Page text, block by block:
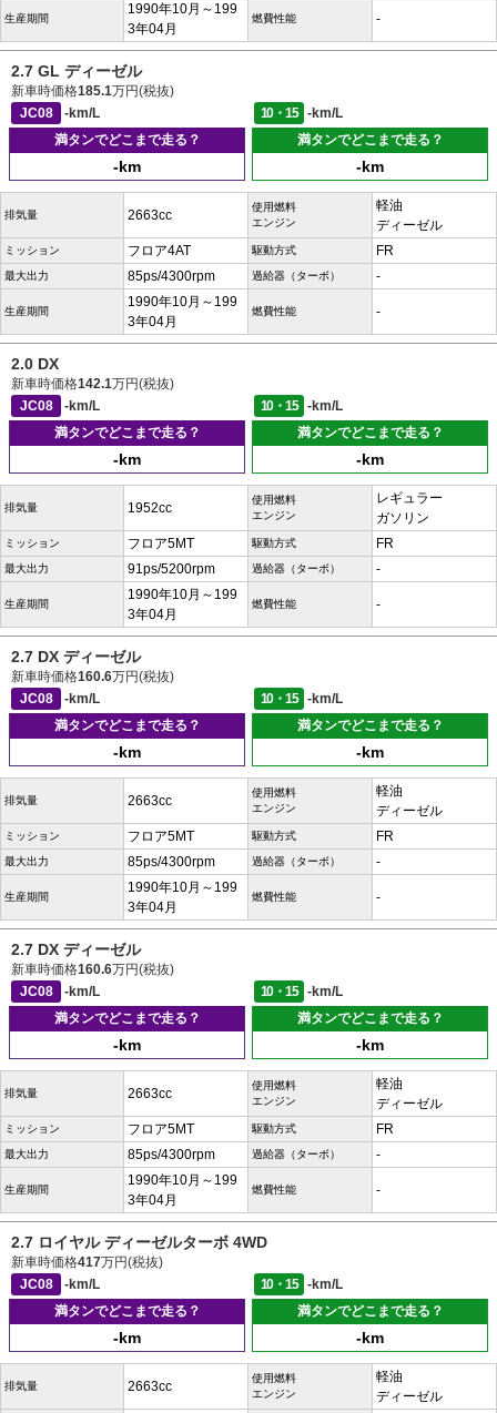
生産期間
1990年10月～199
3年04月
燃費性能 -
2.7 GL ディーゼル
新車時価格185.1万円(税抜)
JC08
-km/L 10・15
-km/L
満タンでどこまで走る？
-km
満タンでどこまで走る？
-km
排気量 2663cc
使用燃料
エンジン
軽油
ディーゼル
ミッション フロア4AT 駆動方式 FR
最大出力 85ps/4300rpm 過給器（ターボ） -
生産期間
1990年10月～199
3年04月
燃費性能 -
2.0 DX
新車時価格142.1万円(税抜)
JC08
-km/L 10・15
-km/L
満タンでどこまで走る？
-km
満タンでどこまで走る？
-km
排気量 1952cc
使用燃料
エンジン
レギュラー
ガソリン
ミッション フロア5MT 駆動方式 FR
最大出力 91ps/5200rpm 過給器（ターボ） -
生産期間
1990年10月～199
3年04月
燃費性能 -
2.7 DX ディーゼル
新車時価格160.6万円(税抜)
JC08
-km/L 10・15
-km/L
満タンでどこまで走る？
-km
満タンでどこまで走る？
-km
排気量 2663cc
使用燃料
エンジン
軽油
ディーゼル
ミッション フロア5MT 駆動方式 FR
最大出力 85ps/4300rpm 過給器（ターボ） -
生産期間
1990年10月～199
3年04月
燃費性能 -
2.7 DX ディーゼル
新車時価格160.6万円(税抜)
JC08
-km/L 10・15
-km/L
満タンでどこまで走る？
-km
満タンでどこまで走る？
-km
排気量 2663cc
使用燃料
エンジン
軽油
ディーゼル
ミッション フロア5MT 駆動方式 FR
最大出力 85ps/4300rpm 過給器（ターボ） -
生産期間
1990年10月～199
3年04月
燃費性能 -
2.7 ロイヤル ディーゼルターボ 4WD
新車時価格417万円(税抜)
JC08
-km/L 10・15
-km/L
満タンでどこまで走る？
-km
満タンでどこまで走る？
-km
排気量 2663cc
使用燃料
エンジン
軽油
ディーゼル